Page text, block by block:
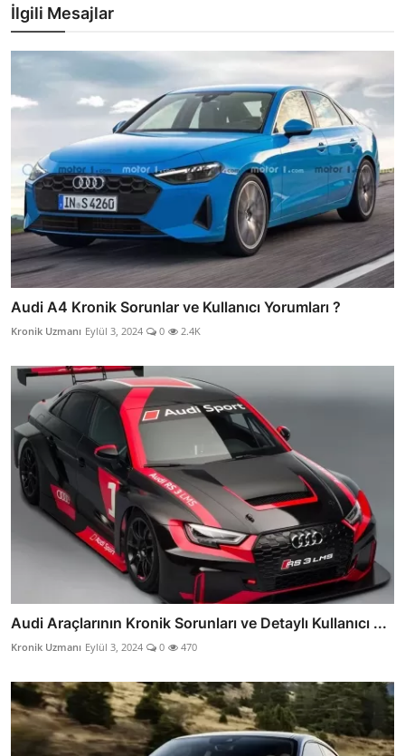
İlgili Mesajlar
Audi A4 Kronik Sorunlar ve Kullanıcı Yorumları ?
Kronik Uzmanı Eylül 3, 2024 0 2.4K
Audi Araçlarının Kronik Sorunları ve Detaylı Kullanıcı ...
Kronik Uzmanı Eylül 3, 2024 0 470